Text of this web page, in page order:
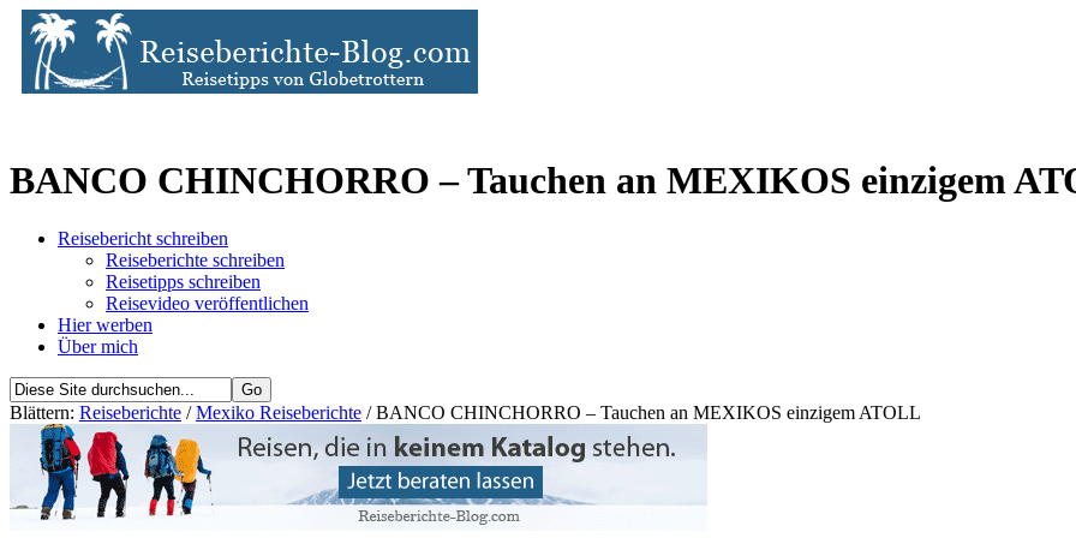
BANCO CHINCHORRO – Tauchen an MEXIKOS einzigem
Reisebericht schreiben
Reiseberichte schreiben
Reisetipps schreiben
Reisevideo veröffentlichen
Hier werben
Über mich
Blättern: Reiseberichte /Mexiko Reiseberichte / BANCO CHINCHORRO – Tauchen an MEXIKOS einzigem ATOLL